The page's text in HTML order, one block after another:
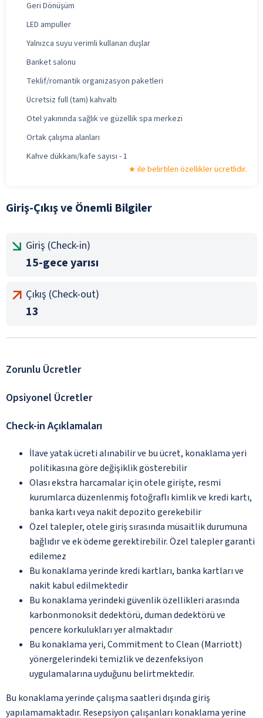
Geri Dönüşüm
LED ampuller
Yalnızca suyu verimli kullanan duşlar
Banket salonu
Teklif/romantik organizasyon paketleri
Ücretsiz full (tam) kahvaltı
Otel yakınında sağlık ve güzellik spa merkezi
Ortak çalışma alanları
Kahve dükkanı/kafe sayısı - 1
ile belirtilen özellikler ücretlidir.
Giriş-Çıkış ve Önemli Bilgiler
Giriş (Check-in)
15-gece yarısı
Çıkış (Check-out)
13
Zorunlu Ücretler
Opsiyonel Ücretler
Check-in Açıklamaları
İlave yatak ücreti alınabilir ve bu ücret, konaklama yeri
politikasına göre değişiklik gösterebilir
Olası ekstra harcamalar için otele girişte, resmi
kurumlarca düzenlenmiş fotoğraflı kimlik ve kredi kartı,
banka kartı veya nakit depozito gerekebilir
Özel talepler, otele giriş sırasında müsaitlik durumuna
bağlıdır ve ek ödeme gerektirebilir. Özel talepler garanti
edilemez
Bu konaklama yerinde kredi kartları, banka kartları ve
nakit kabul edilmektedir
Bu konaklama yerindeki güvenlik özellikleri arasında
karbonmonoksit dedektörü, duman dedektörü ve
pencere korkulukları yer almaktadır
Bu konaklama yeri, Commitment to Clean (Marriott)
yönergelerindeki temizlik ve dezenfeksiyon
uygulamalarına uyduğunu belirtmektedir.
Bu konaklama yerinde çalışma saatleri dışında giriş
yapılamamaktadır. Resepsiyon çalışanları konaklama yerine